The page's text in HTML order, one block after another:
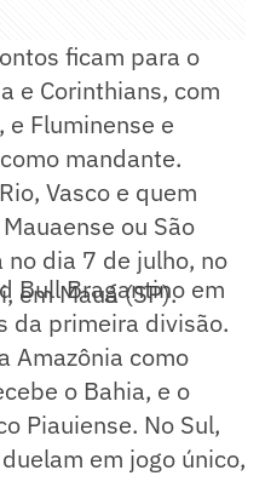
ficam para o
e Corinthians, com
e Fluminense e
mandante.
Vasco e quem
ou São
dia 7 de julho, no
em Mauá (SP).
Bull Bragantino em
da primeira divisão.
Amazônia como
o Bahia, e o
Piauiense. No Sul,
em jogo único,